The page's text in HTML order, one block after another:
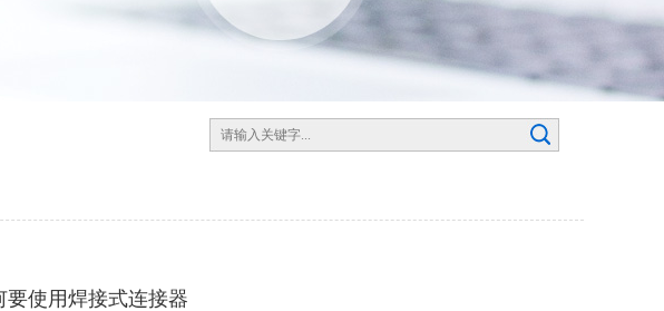
使用焊接式连接器